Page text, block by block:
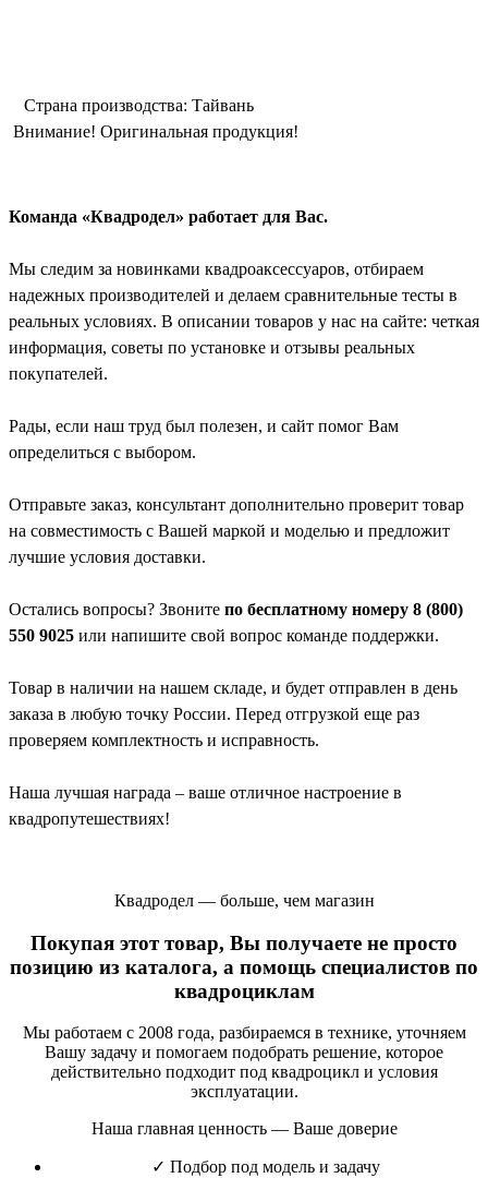
Страна производства: Тайвань
Внимание! Оригинальная продукция!
Команда «Квадродел» работает для Вас.
Мы следим за новинками квадроаксессуаров, отбираем
надежных производителей и делаем сравнительные тесты в
реальных условиях. В описании товаров у нас на сайте: четкая
информация, советы по установке и отзывы реальных
покупателей.
Рады, если наш труд был полезен, и сайт помог Вам
определиться с выбором.
Отправьте заказ, консультант дополнительно проверит товар
на совместимость с Вашей маркой и моделью и предложит
лучшие условия доставки.
Остались вопросы? Звоните по бесплатному номеру 8 (800)
550 9025 или напишите свой вопрос команде поддержки.
Товар в наличии на нашем складе, и будет отправлен в день
заказа в любую точку России. Перед отгрузкой еще раз
проверяем комплектность и исправность.
Наша лучшая награда – ваше отличное настроение в
квадропутешествиях!
Квадродел — больше, чем магазин
Покупая этот товар, Вы получаете не просто
позицию из каталога, а помощь специалистов по
квадроциклам
Мы работаем с 2008 года, разбираемся в технике, уточняем
Вашу задачу и помогаем подобрать решение, которое
действительно подходит под квадроцикл и условия
эксплуатации.
Наша главная ценность — Ваше доверие
✓ Подбор под модель и задачу